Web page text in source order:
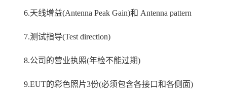
6.天线增益(Antenna Peak Gain)和 Antenna pattern
7.测试指导(Test direction)
8.公司的营业执照(年检不能过期)
9.EUT的彩色照片3份(必须包含各接口和各侧面)